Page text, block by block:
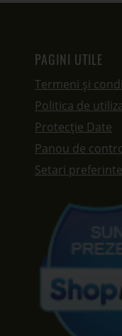
PAGINI UTILE
Termeni și
Politica de
Protecție Date
Panou de
Setari